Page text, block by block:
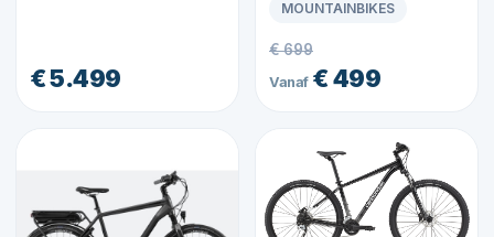
€ 5.499
MOUNTAINBIKES
€ 699
Vanaf€ 499